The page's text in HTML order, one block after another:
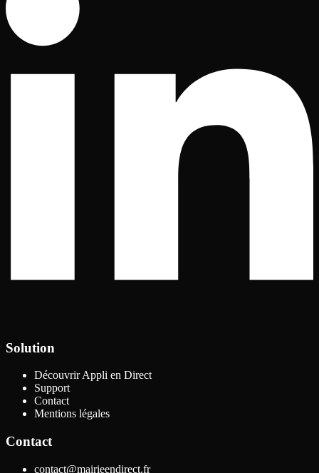
Solution
Découvrir Appli en Direct
Support
Contact
Mentions légales
Contact
contact@mairieendirect.fr